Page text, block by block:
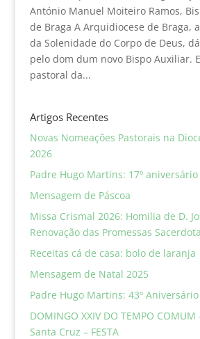
António Manuel Moiteiro Ramos,
de Braga A Arquidiocese de Braga,
da Solenidade do Corpo de Deus,
pelo dom dum novo Bispo Auxiliar.
pastoral da...
Artigos Recentes
Novas Nomeações Pastorais na
2026
Padre Hugo Martins: 17º
Mensagem de Páscoa
Missa Crismal 2026: Homilia de D.
Renovação das Promessas
Receitas cá de casa: bolo de laranja
Mensagem de Natal 2025
Padre Hugo Martins: 43º
DOMINGO XXIV DO TEMPO
Santa Cruz – FESTA